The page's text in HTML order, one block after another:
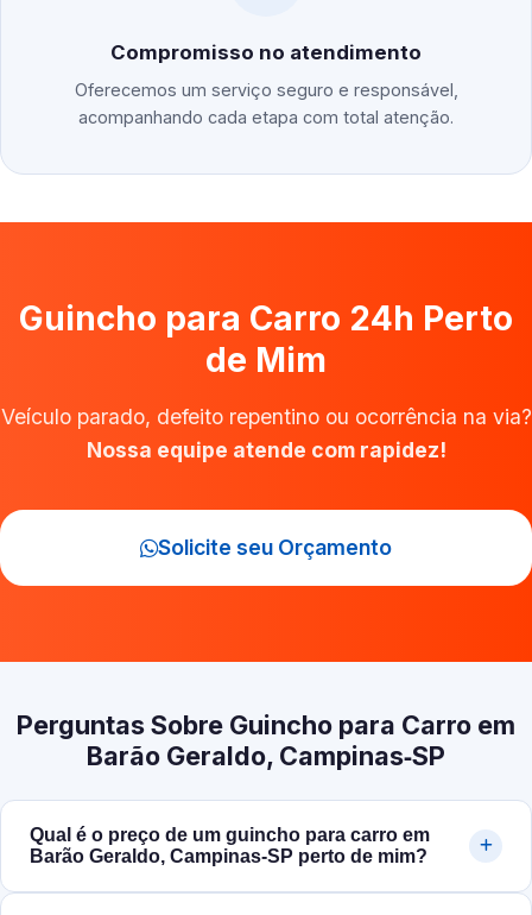
Compromisso no atendimento
Oferecemos um serviço seguro e responsável,
acompanhando cada etapa com total atenção.
Guincho para Carro 24h Perto
de Mim
Veículo parado, defeito repentino ou ocorrência na via?
Nossa equipe atende com rapidez!
Solicite seu Orçamento
Perguntas Sobre Guincho para Carro em
Barão Geraldo, Campinas‑SP
Qual é o preço de um guincho para carro em
Barão Geraldo, Campinas‑SP perto de mim?